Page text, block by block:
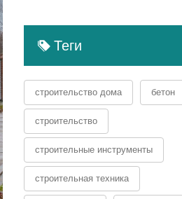
Теги
строительство дома бетон
строительство
строительные инструменты
строительная техника